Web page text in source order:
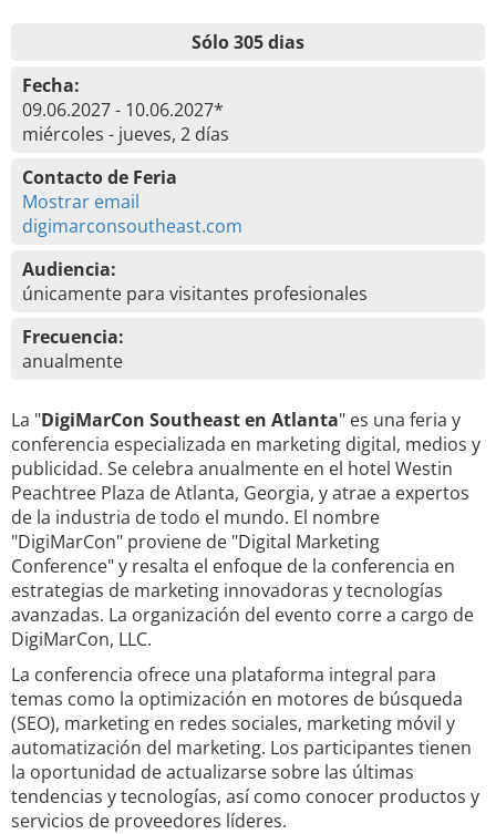
Sólo 305 dias
Fecha:
09.06.2027 - 10.06.2027*
miércoles - jueves, 2 días
Contacto de Feria
Mostrar email
digimarconsoutheast.com
Audiencia:
únicamente para visitantes profesionales
Frecuencia:
anualmente
La "DigiMarCon Southeast en Atlanta" es una feria y
conferencia especializada en marketing digital, medios y
publicidad. Se celebra anualmente en el hotel Westin
Peachtree Plaza de Atlanta, Georgia, y atrae a expertos
de la industria de todo el mundo. El nombre
"DigiMarCon" proviene de "Digital Marketing
Conference" y resalta el enfoque de la conferencia en
estrategias de marketing innovadoras y tecnologías
avanzadas. La organización del evento corre a cargo de
DigiMarCon, LLC.
La conferencia ofrece una plataforma integral para
temas como la optimización en motores de búsqueda
(SEO), marketing en redes sociales, marketing móvil y
automatización del marketing. Los participantes tienen
la oportunidad de actualizarse sobre las últimas
tendencias y tecnologías, así como conocer productos y
servicios de proveedores líderes.